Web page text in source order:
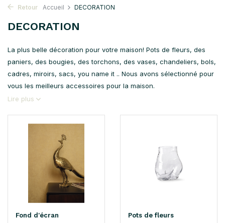
Retour Accueil DECORATION
DECORATION
La plus belle décoration pour votre maison! Pots de fleurs, des
paniers, des bougies, des torchons, des vases, chandeliers, bols,
cadres, miroirs, sacs, you name it .. Nous avons sélectionné pour
vous les meilleurs accessoires pour la maison.
Lire plus
Fond d'écran Pots de fleurs